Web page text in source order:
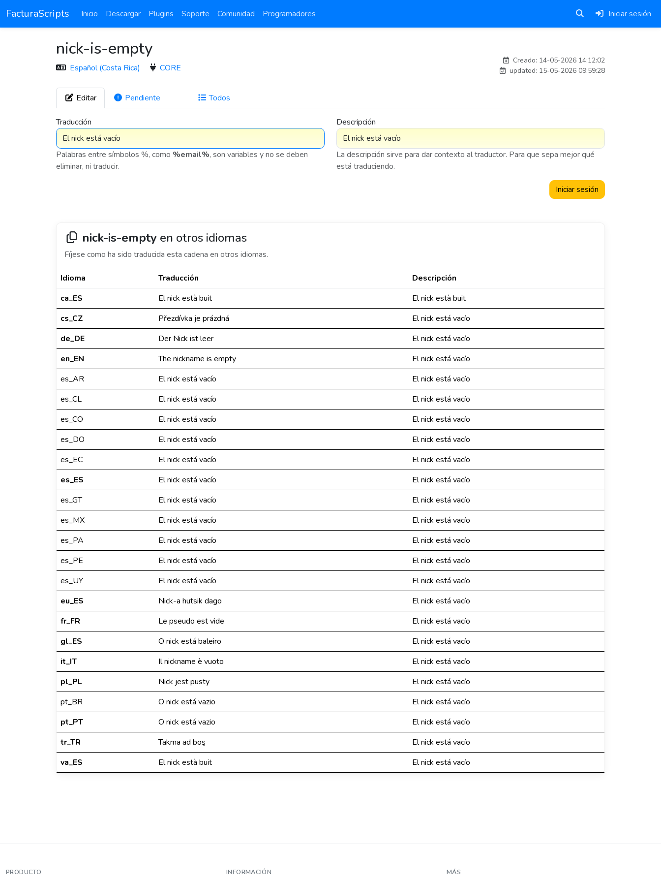
FacturaScripts Inicio Descargar Plugins Soporte Comunidad Programadores Iniciar sesión
nick-is-empty
Español (Costa Rica) CORE
Creado: 14-05-2026 14:12:02
updated: 15-05-2026 09:59:28
Editar Pendiente Todos
Traducción
Palabras entre símbolos %, como %email%, son variables y no se deben
eliminar, ni traducir.
Descripción
La descripción sirve para dar contexto al traductor. Para que sepa mejor qué
está traduciendo.
Iniciar sesión
nick-is-empty en otros idiomas
Fíjese como ha sido traducida esta cadena en otros idiomas.
Idioma Traducción
Descripción
ca_ES
El nick està buit
El nick està buit
cs_CZ
Přezdívka je prázdná
El nick está vacío
de_DE
Der Nick ist leer
El nick está vacío
en_EN
The nickname is empty
El nick está vacío
es_AR
El nick está vacío
El nick está vacío
es_CL
El nick está vacío
El nick está vacío
es_CO
El nick está vacío
El nick está vacío
es_DO
El nick está vacío
El nick está vacío
es_EC
El nick está vacío
El nick está vacío
es_ES
El nick está vacío
El nick está vacío
es_GT
El nick está vacío
El nick está vacío
es_MX
El nick está vacío
El nick está vacío
es_PA
El nick está vacío
El nick está vacío
es_PE
El nick está vacío
El nick está vacío
es_UY
El nick está vacío
El nick está vacío
eu_ES
Nick-a hutsik dago
El nick está vacío
fr_FR
Le pseudo est vide
El nick está vacío
gl_ES
O nick está baleiro
El nick está vacío
it_IT
Il nickname è vuoto
El nick está vacío
pl_PL
Nick jest pusty
El nick está vacío
pt_BR
O nick está vazio
El nick está vacío
pt_PT
O nick está vazio
El nick está vacío
tr_TR
Takma ad boş
El nick está vacío
va_ES
El nick està buit El nick está vacío
PRODUCTO INFORMACIÓN MÁS